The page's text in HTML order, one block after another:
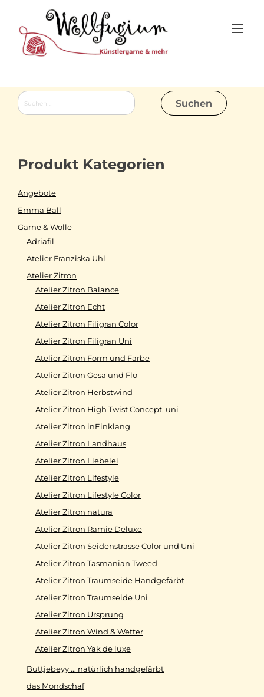
content
Suchen
nach:
Produkt Kategorien
Angebote
Emma Ball
Garne & Wolle
Adriafil
Atelier Franziska Uhl
Atelier Zitron
Atelier Zitron Balance
Atelier Zitron Echt
Atelier Zitron Filigran Color
Atelier Zitron Filigran Uni
Atelier Zitron Form und Farbe
Atelier Zitron Gesa und Flo
Atelier Zitron Herbstwind
Atelier Zitron High Twist Concept, uni
Atelier Zitron inEinklang
Atelier Zitron Landhaus
Atelier Zitron Liebelei
Atelier Zitron Lifestyle
Atelier Zitron Lifestyle Color
Atelier Zitron natura
Atelier Zitron Ramie Deluxe
Atelier Zitron Seidenstrasse Color und Uni
Atelier Zitron Tasmanian Tweed
Atelier Zitron Traumseide Handgefärbt
Atelier Zitron Traumseide Uni
Atelier Zitron Ursprung
Atelier Zitron Wind & Wetter
Atelier Zitron Yak de luxe
Buttjebeyy ... natürlich handgefärbt
das Mondschaf